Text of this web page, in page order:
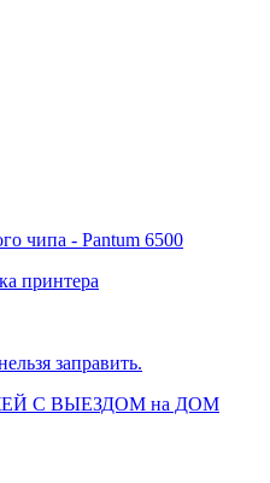
чипа - Pantum 6500
принтера
заправить.
С ВЫЕЗДОМ на ДОМ